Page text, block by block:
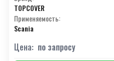
TOPCOVER
Применяемость:
Scania
Цена: по запросу